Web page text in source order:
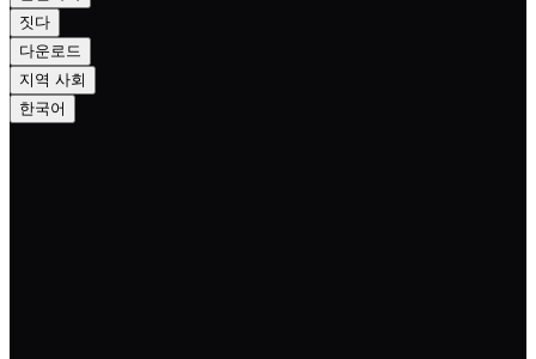
짓다
다운로드
지역 사회
한국어